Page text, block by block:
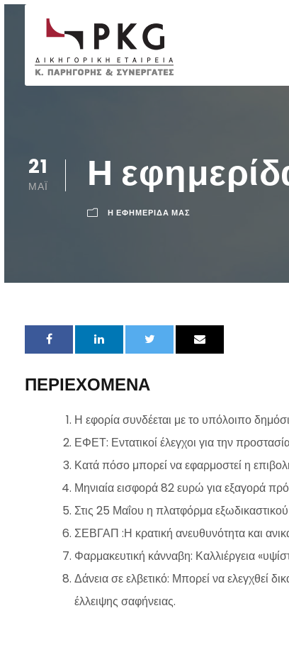
21
ΜΆΙ Η
Η ΕΦΗΜΕΡΙΔΑ ΜΑΣ
ΠΕΡΙΕΧΟΜΕΝΑ
Η εφορία συνδέεται με το υπόλοιπο
ΕΦΕΤ: Εντατικοί έλεγχοι για την
Κατά πόσο μπορεί να εφαρμοστεί η
Μηνιαία εισφορά 82 ευρώ για εξαγορά
Στις 25 Μαΐου η πλατφόρμα
ΣΕΒΓΑΠ :Η κρατική ανευθυνότητα και
Φαρμακευτική κάνναβη: Καλλιέργεια
Δάνεια σε ελβετικό: Μπορεί να ελεγχθεί
έλλειψης σαφήνειας.